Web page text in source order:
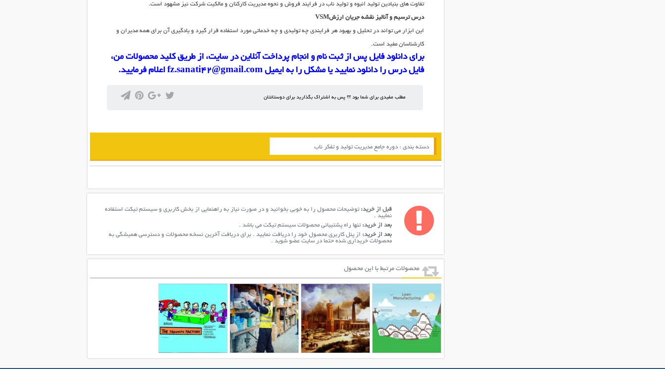
تفاوت های بنیادین تولید انبوه و تولید ناب در فرایند فروش و نحوه مدیریت کارکنان و مالکیت شرکت نیز مشهود است.
درس ترسیم و آنالیز نقشه جریان ارزشVSM
این ابزار می تواند در تحلیل و بهبود هر فرایندی چه تولیدی و چه خدماتی مورد استفاده قرار گیرد و یادگیری آن برای همه مدیران و
کارشناسان مفید است.
برای دانلود فایل پس از ثبت نام و انجام پرداخت آنلاین در سایت، از طریق کلید محصولات من،
فایل درس را دانلود نمایید یا مشکل را به ایمیل fz.sanati42@gmail.com اعلام فرمایید.
مطلب مفیدی برای شما بود ؟؟ پس به اشتراک بگذارید برای دوستانتان
دسته بندی : دوره جامع مدیریت تولید و تفکر ناب
قبل از خرید:توضیحات محصول را به خوبی بخوانید و در صورت نیاز به راهنمایی از بخش کاربری و سیستم تیکت استفاده
نمایید .
بعد از خرید:تنها راه پشتیبانی محصولات سیستم تیکت می باشد .
بعد از خرید: از پنل کاربری محصول خود را دریافت نمایید . برای دریافت آخرین نسخه محصولات و دسترسی همیشگی به
محصولات خریداری شده حتما در سایت عضو شوید .
محصولات مرتبط با این محصول